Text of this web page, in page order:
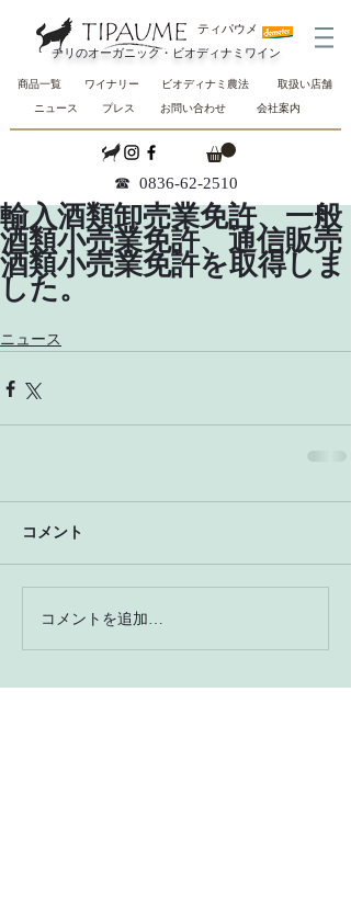
ティパウメ
チリのオーガニック・ビオディナミワイン
商品一覧 ワイナリー ビオディナミ農法
取扱い店舗
ニュース
プレス お問い合わせ 会社案内
☎︎ 0836-62-2510
輸入酒類卸売業免許、一般
酒類小売業免許、通信販売
酒類小売業免許を取得しま
した。
ニュース
コメント
コメントを追加…